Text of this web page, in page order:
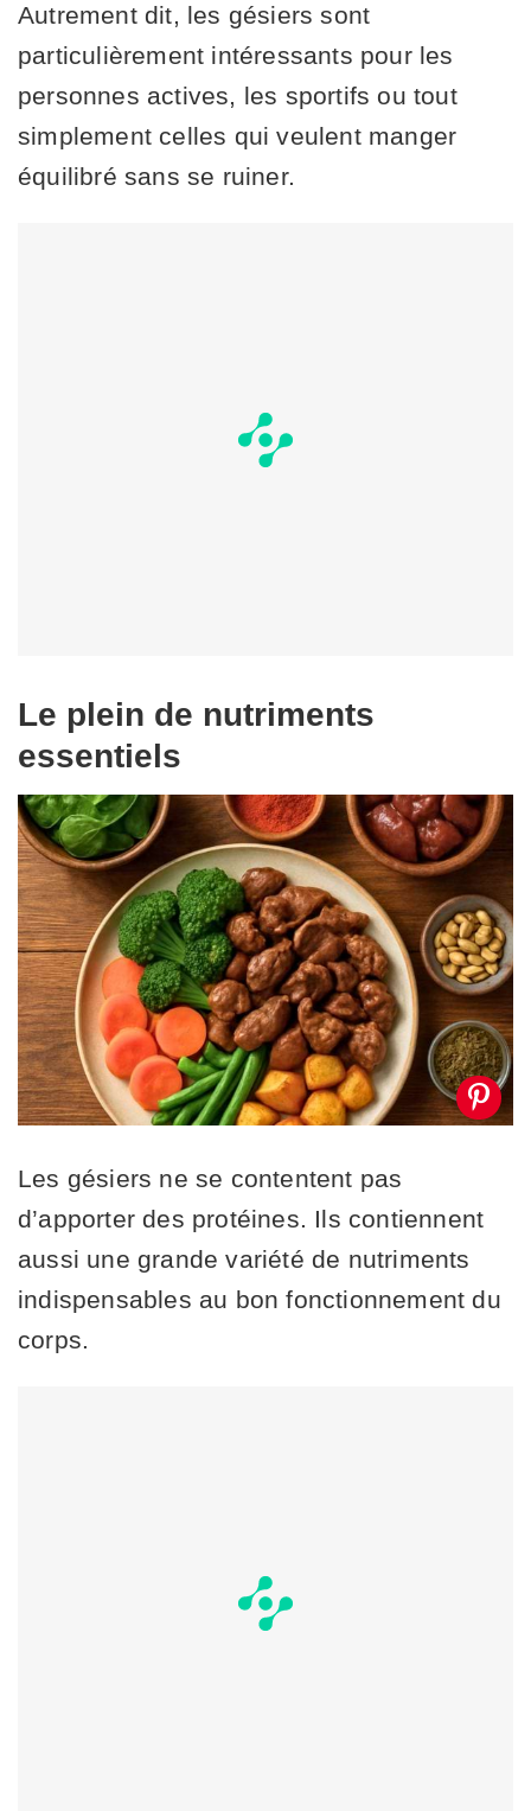
Autrement dit, les gésiers sont
particulièrement intéressants pour les
personnes actives, les sportifs ou tout
simplement celles qui veulent manger
équilibré sans se ruiner.
Le plein de nutriments
essentiels
Les gésiers ne se contentent pas
d’apporter des protéines. Ils contiennent
aussi une grande variété de nutriments
indispensables au bon fonctionnement du
corps.